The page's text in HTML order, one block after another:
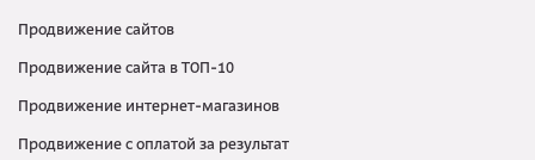
Продвижение сайтов
Продвижение сайта в ТОП-10
Продвижение интернет-магазинов
Продвижение с оплатой за результат